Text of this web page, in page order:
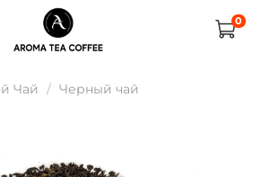
0
Чай Черный чай